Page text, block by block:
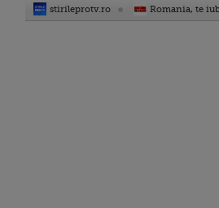
stirileprotv.ro Romania, te